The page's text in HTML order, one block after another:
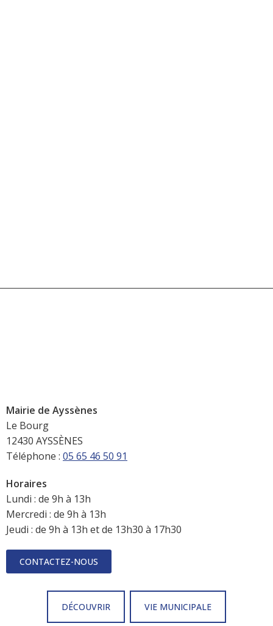
Mairie de Ayssènes
Le Bourg
12430 AYSSÈNES
Téléphone : 05 65 46 50 91
Horaires
Lundi : de 9h à 13h
Mercredi : de 9h à 13h
Jeudi : de 9h à 13h et de 13h30 à 17h30
CONTACTEZ-NOUS
DÉCOUVRIR VIE MUNICIPALE